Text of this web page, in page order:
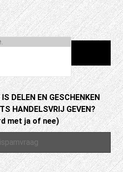
DELEN EN GESCHENKEN
HANDELSVRIJ GEVEN?
met ja of nee)